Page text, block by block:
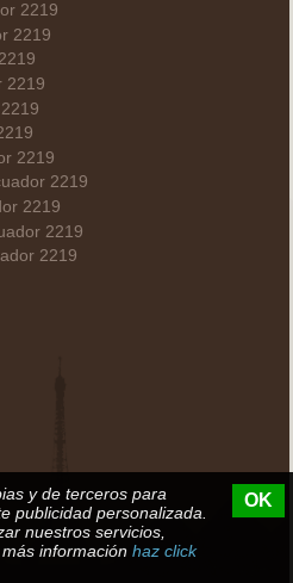
2219
2219
2219
2219
2219
2219
2219
2219
y de terceros para
publicidad personalizada.
nuestros servicios,
información haz click
OK